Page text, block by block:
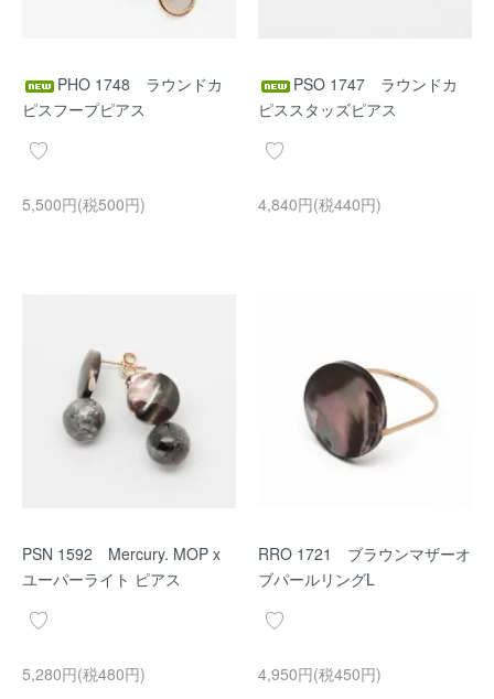
PHO 1748 ラウンドカ
ピスフープピアス
5,500円(税500円)
PSO 1747 ラウンドカ
ピススタッズピアス
4,840円(税440円)
PSN 1592 Mercury. MOP x
ユーパーライト ピアス
5,280円(税480円)
RRO 1721 ブラウンマザーオ
ブパールリングL
4,950円(税450円)